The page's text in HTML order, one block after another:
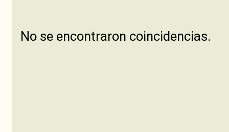
No se encontraron coincidencias.